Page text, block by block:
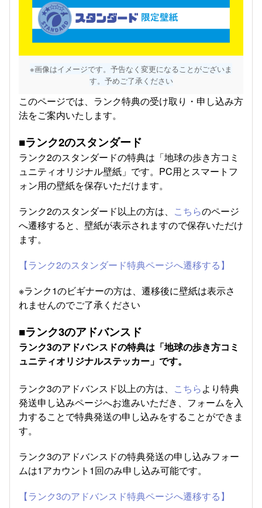
※画像はイメージです。予告なく変更になることがございま
す。予めご了承ください
このページでは、ランク特典の受け取り・申し込み方
法をご案内いたします。
■ランク2のスタンダード
ランク2のスタンダードの特典は「地球の歩き方コミ
ュニティオリジナル壁紙」です。PC用とスマートフ
ォン用の壁紙を保存いただけます。
ランク2のスタンダード以上の方は、 こちらのページ
へ遷移すると、壁紙が表示されますので保存いただけ
ます。
【ランク2のスタンダード特典ページへ遷移する】
※ランク1のビギナーの方は、遷移後に壁紙は表示さ
れませんのでご了承ください
■ランク3のアドバンスド
ランク3のアドバンスドの特典は「地球の歩き方コミ
ュニティオリジナルステッカー」です。
ランク3のアドバンスド以上の方は、 こちらより特典
発送申し込みページへお進みいただき、フォームを入
力することで特典発送の申し込みをすることができま
す。
ランク3のアドバンスドの特典発送の申し込みフォー
ムは1アカウント1回のみ申し込み可能です。
【ランク3のアドバンスド特典ページへ遷移する】